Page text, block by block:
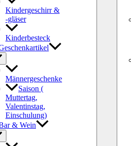
Kindergeschirr &
-gläser
Kinderbesteck
Männergeschenke
Saison (
Muttertag,
Valentinstag,
Einschulung)
& Wein